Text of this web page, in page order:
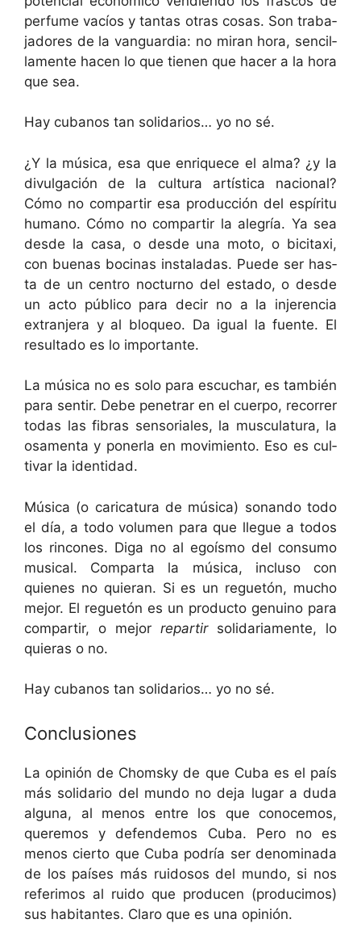
per­fume vacíos y tan­tas otras cosas. Son tra­ba­
jadores de la van­guardia: no miran hora, sen­cil­
la­mente hacen lo que tienen que hac­er a la hora
que sea.
Hay cubanos tan sol­i­dar­ios… yo no sé.
¿Y la músi­ca, esa que enriquece el alma? ¿y la
divul­gación de la cul­tura artís­ti­ca nacional?
Cómo no com­par­tir esa pro­duc­ción del espíritu
humano. Cómo no com­par­tir la ale­gría. Ya sea
des­de la casa, o des­de una moto, o bic­i­taxi,
con bue­nas boci­nas insta­l­adas. Puede ser has­
ta de un cen­tro noc­turno del esta­do, o des­de
un acto públi­co para decir no a la injeren­cia
extran­jera y al blo­queo. Da igual la fuente. El
resul­ta­do es lo importante.
La músi­ca no es solo para escuchar, es tam­bién
para sen­tir. Debe pen­e­trar en el cuer­po, recor­rer
todas las fibras sen­so­ri­ales, la mus­cu­latu­ra, la
osa­men­ta y pon­er­la en movimien­to. Eso es cul­
ti­var la identidad.
Músi­ca (o car­i­catu­ra de músi­ca) sonan­do todo
el día, a todo vol­u­men para que llegue a todos
los rin­cones. Diga no al egoís­mo del con­sumo
musi­cal. Com­par­ta la músi­ca, inclu­so con
quienes no quier­an. Si es un reguetón, mucho
mejor. El reguetón es un pro­duc­to gen­uino para
com­par­tir, o mejor repar­tirsol­i­dari­a­mente, lo
quieras o no.
Hay cubanos tan sol­i­dar­ios… yo no sé.
Conclusiones
La opinión de Chom­sky de que Cuba es el país
más sol­i­dario del mun­do no deja lugar a duda
algu­na, al menos entre los que cono­ce­mos,
quer­e­mos y defend­emos Cuba. Pero no es
menos cier­to que Cuba podría ser denom­i­na­da
de los país­es más rui­dosos del mun­do, si nos
refe­r­i­mos al rui­do que pro­ducen (pro­duci­mos)
sus habi­tantes. Claro que es una opinión.